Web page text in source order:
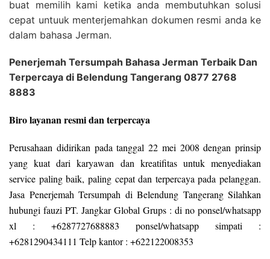
buat memilih kami ketika anda membutuhkan solusi
cepat untuuk menterjemahkan dokumen resmi anda ke
dalam bahasa Jerman.
Penerjemah Tersumpah Bahasa Jerman Terbaik Dan
Terpercaya di Belendung Tangerang 0877 2768
8883
Biro layanan resmi dan terpercaya
Perusahaan didirikan pada tanggal 22 mei 2008 dengan prinsip
yang kuat dari karyawan dan kreatifitas untuk menyediakan
service paling baik, paling cepat dan terpercaya pada pelanggan.
Jasa Penerjemah Tersumpah di Belendung Tangerang Silahkan
hubungi fauzi PT. Jangkar Global Grups : di no ponsel/whatsapp
xl : +6287727688883 ponsel/whatsapp simpati :
+6281290434111 Telp kantor : +622122008353